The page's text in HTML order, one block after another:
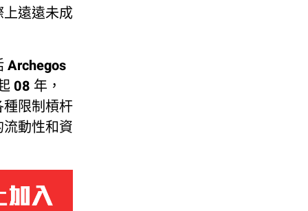
遠遠未成
Archegos
08 年，
限制槓杆
動性和資